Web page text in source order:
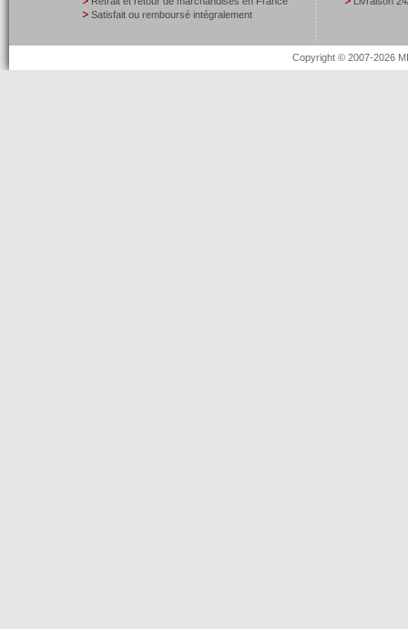
Satisfait ou remboursé intégralement
Copyright © 2007-2026